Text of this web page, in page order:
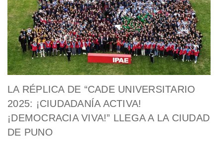
LA RÉPLICA DE “CADE UNIVERSITARIO
2025: ¡CIUDADANÍA ACTIVA!
¡DEMOCRACIA VIVA!” LLEGA A LA CIUDAD
DE PUNO